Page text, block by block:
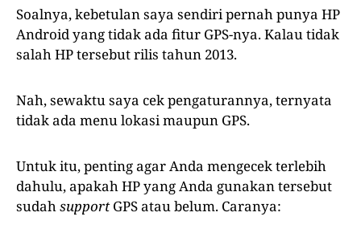
Soalnya, kebetulan saya sendiri pernah punya HP
Android yang tidak ada fitur GPS-nya. Kalau tidak
salah HP tersebut rilis tahun 2013.
Nah, sewaktu saya cek pengaturannya, ternyata
tidak ada menu lokasi maupun GPS.
Untuk itu, penting agar Anda mengecek terlebih
dahulu, apakah HP yang Anda gunakan tersebut
sudah supportGPS atau belum. Caranya: